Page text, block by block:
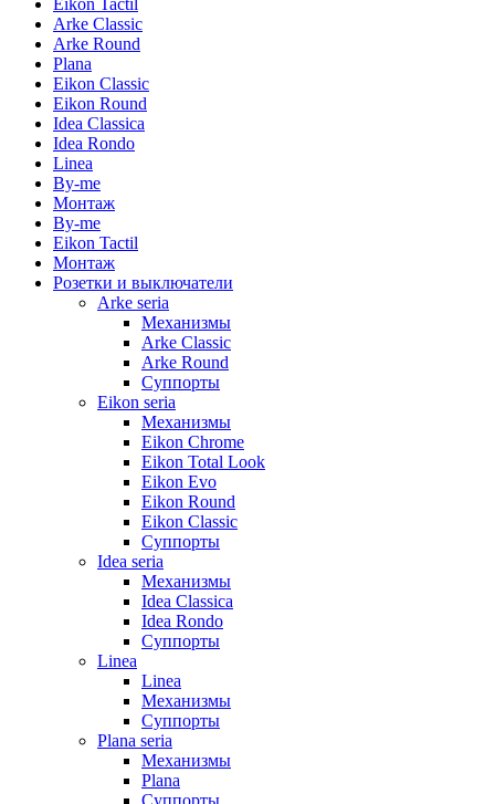
Eikon Tactil
Arke Classic
Arke Round
Plana
Eikon Classic
Eikon Round
Idea Classica
Idea Rondo
Linea
By-me
Монтаж
By-me
Eikon Tactil
Монтаж
Розетки и выключатели
Arke seria
Механизмы
Arke Classic
Arke Round
Суппорты
Eikon seria
Механизмы
Eikon Chrome
Eikon Total Look
Eikon Evo
Eikon Round
Eikon Classic
Суппорты
Idea seria
Механизмы
Idea Classica
Idea Rondo
Суппорты
Linea
Linea
Механизмы
Суппорты
Plana seria
Механизмы
Plana
Суппорты